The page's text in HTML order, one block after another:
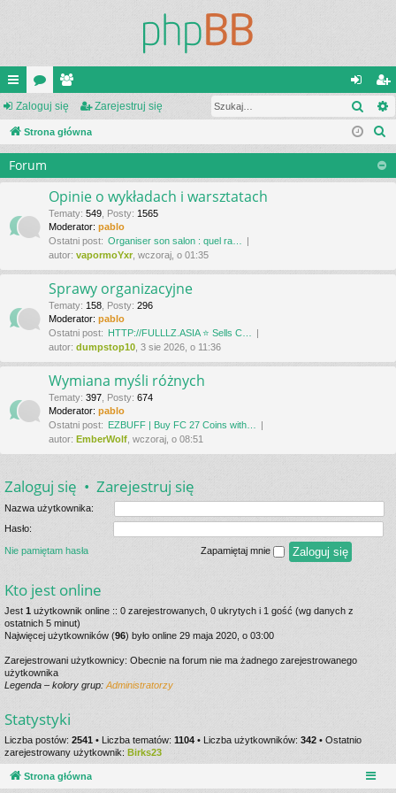
ię
ce
…
or
a
ży
tk
w
ni
cy
al
og
si
ar
ej
es
tru
Zaloguj się Zarejestruj się
Strona główna
Forum
Opinie o wykładach i warsztatach
Tematy: 549 Posty: 1565
Moderator: pablo
Ostatni post: Organiser son salon : quel ra…
autor: vapormoYxr , wczoraj, o 01:35
Sprawy organizacyjne
Tematy: 158 Posty: 296
Moderator: pablo
Ostatni post: HTTP://FULLLZ.ASIA ⭐️ Sells C…
autor: dumpstop10 , 3 sie 2026, o 11:36
Wymiana myśli różnych
Tematy: 397 Posty: 674
Moderator: pablo
Ostatni post: EZBUFF | Buy FC 27 Coins with…
autor: EmberWolf , wczoraj, o 08:51
Zaloguj się • Zarejestruj się
Nazwa użytkownika:
Hasło:
Nie pamiętam hasła Zapamiętaj mnie
Kto jest online
Jest 1 użytkownik online :: 0 zarejestrowanych, 0 ukrytych i 1 gość (wg danych z
ostatnich 5 minut)
Najwięcej użytkowników (96) było online 29 maja 2020, o 03:00
Zarejestrowani użytkownicy: Obecnie na forum nie ma żadnego zarejestrowanego
użytkownika
Legenda – kolory grup: Administratorzy
Statystyki
Liczba postów: 2541 • Liczba tematów: 1104 • Liczba użytkowników: 342 • Ostatnio
zarejestrowany użytkownik: Birks23
Strona główna